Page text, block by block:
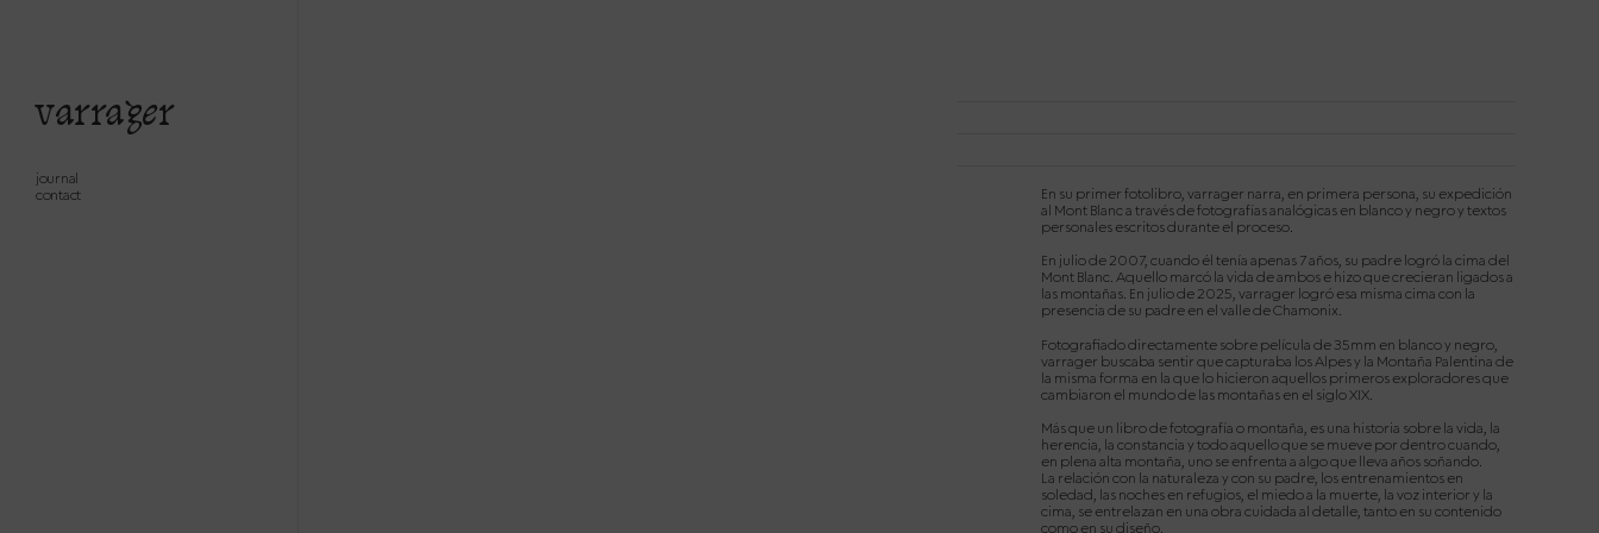
varrager
journal
contact
En su primer fotolibro, varrager narra, en primera persona, su expedición
al Mont Blanc a través de fotografías analógicas en blanco y negro y textos
personales escritos durante el proceso.
En julio de 2007, cuando él tenía apenas 7 años, su padre logró la cima del
Mont Blanc. Aquello marcó la vida de ambos e hizo que crecieran ligados a
las montañas. En julio de 2025, varrager logró esa misma cima con la
presencia de su padre en el valle de Chamonix.
Fotografiado directamente sobre película de 35mm en blanco y negro,
varrager buscaba sentir que capturaba los Alpes y la Montaña Palentina de
la misma forma en la que lo hicieron aquellos primeros exploradores que
cambiaron el mundo de las montañas en el siglo XIX.
Más que un libro de fotografía o montaña, es una historia sobre la vida, la
herencia, la constancia y todo aquello que se mueve por dentro cuando,
en plena alta montaña, uno se enfrenta a algo que lleva años soñando.
La relación con la naturaleza y con su padre, los entrenamientos en
soledad, las noches en refugios, el miedo a la muerte, la voz interior y la
cima, se entrelazan en una obra cuidada al detalle, tanto en su contenido